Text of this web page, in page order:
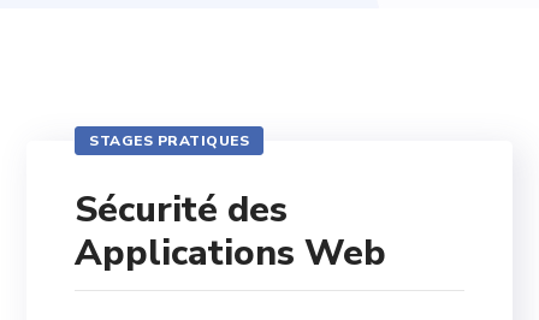
STAGES PRATIQUES
Sécurité des
Applications Web